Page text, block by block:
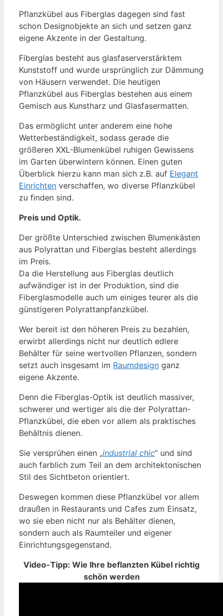
Pflanzkübel aus Fiberglas dagegen sind fast
schon Designobjekte an sich und setzen ganz
eigene Akzente in der Gestaltung.
Fiberglas besteht aus glasfaserverstärktem
Kunststoff und wurde ursprünglich zur Dämmung
von Häusern verwendet. Die heutigen
Pflanzkübel aus Fiberglas bestehen aus einem
Gemisch aus Kunstharz und Glasfasermatten.
Das ermöglicht unter anderem eine hohe
Wetterbeständigkeit, sodass gerade die
größeren XXL-Blumenkübel ruhigen Gewissens
im Garten überwintern können. Einen guten
Überblick hierzu kann man sich z.B. auf Elegant
Einrichten verschaffen, wo diverse Pflanzkübel
zu finden sind.
Preis und Optik.
Der größte Unterschied zwischen Blumenkästen
aus Polyrattan und Fiberglas besteht allerdings
im Preis.
Da die Herstellung aus Fiberglas deutlich
aufwändiger ist in der Produktion, sind die
Fiberglasmodelle auch um einiges teurer als die
günstigeren Polyrattanpfanzkübel.
Wer bereit ist den höheren Preis zu bezahlen,
erwirbt allerdings nicht nur deutlich edlere
Behälter für seine wertvollen Pflanzen, sondern
setzt auch insgesamt im Raumdesign ganz
eigene Akzente.
Denn die Fiberglas-Optik ist deutlich massiver,
schwerer und wertiger als die der Polyrattan-
Pflanzkübel, die eben vor allem als praktisches
Behältnis dienen.
Sie versprühen einen „industrial chic“ und sind
auch farblich zum Teil an dem architektonischen
Stil des Sichtbeton orientiert.
Deswegen kommen diese Pflanzkübel vor allem
draußen in Restaurants und Cafes zum Einsatz,
wo sie eben nicht nur als Behälter dienen,
sondern auch als Raumteiler und eigener
Einrichtungsgegenstand.
Video-Tipp: Wie Ihre beflanzten Kübel richtig
schön werden